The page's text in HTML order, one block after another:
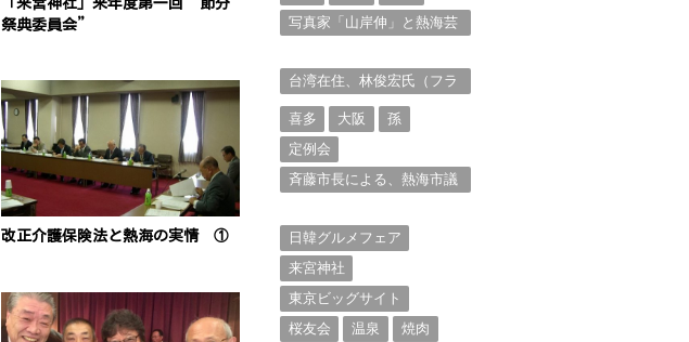
祭典委員会”
改正介護保険法と熱海の実情 ①
写真家「山岸伸」と熱海芸
台湾在住、林俊宏氏（フラ
喜多
大阪
孫
定例会
斉藤市長による、熱海市議
日韓グルメフェア
来宮神社
東京ビッグサイト
桜友会
温泉
焼肉